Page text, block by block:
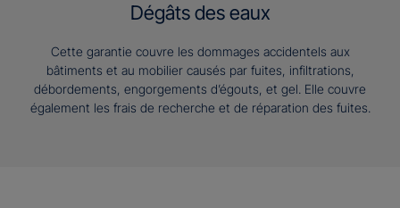
Dégâts des eaux
Cette garantie couvre les dommages accidentels aux
bâtiments et au mobilier causés par fuites, infiltrations,
débordements, engorgements d’égouts, et gel. Elle couvre
également les frais de recherche et de réparation des fuites.